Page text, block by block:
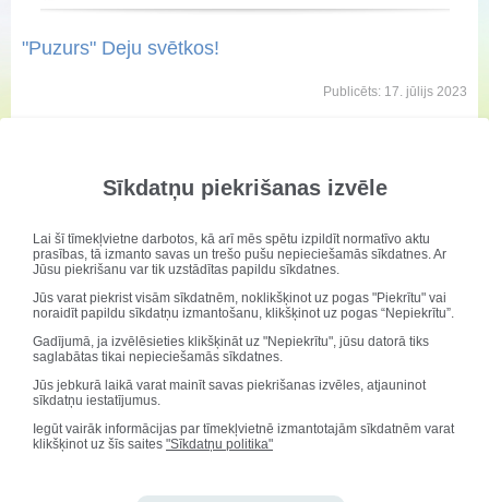
Sīkdatņu piekrišanas izvēle
Lai šī tīmekļvietne darbotos, kā arī mēs spētu izpildīt normatīvo aktu
prasības, tā izmanto savas un trešo pušu nepieciešamās sīkdatnes. Ar
Jūsu piekrišanu var tik uzstādītas papildu sīkdatnes.
Jūs varat piekrist visām sīkdatnēm, noklikšķinot uz pogas "Piekrītu" vai
noraidīt papildu sīkdatņu izmantošanu, klikšķinot uz pogas “Nepiekrītu”.
Gadījumā, ja izvēlēsieties klikšķināt uz "Nepiekrītu", jūsu datorā tiks
saglabātas tikai nepieciešamās sīkdatnes.
Jūs jebkurā laikā varat mainīt savas piekrišanas izvēles, atjauninot
sīkdatņu iestatījumus.
Iegūt vairāk informācijas par tīmekļvietnē izmantotajām sīkdatnēm varat
klikšķinot uz šīs saites "Sīkdatņu politika"
"Puzurs" Deju svētkos!
Publicēts: 17. jūlijs 2023
stadionā.